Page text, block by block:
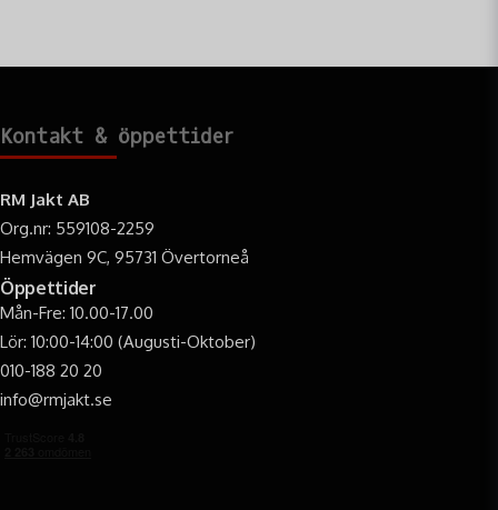
Kontakt & öppettider
RM Jakt AB
Org.nr: 559108-2259
Hemvägen 9C, 95731 Övertorneå
Öppettider
Mån-Fre: 10.00-17.00
Lör: 10:00-14:00 (Augusti-Oktober)
010-188 20 20
info@rmjakt.se